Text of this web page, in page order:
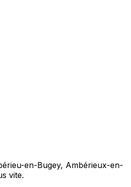
en-Bugey, Ambérieux-en-
vite.